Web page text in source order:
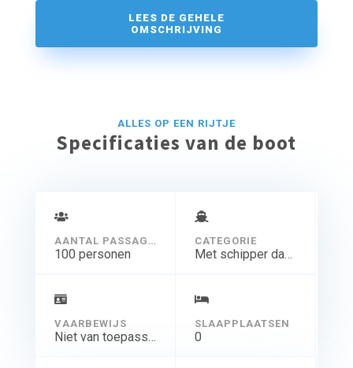
LEES DE GEHELE
OMSCHRIJVING
ALLES OP EEN RIJTJE
Specificaties van de boot
AANTAL PASSAGIERS
100 personen
CATEGORIE
Met schipper dagtocht
VAARBEWIJS
Niet van toepassing
SLAAPPLAATSEN
0